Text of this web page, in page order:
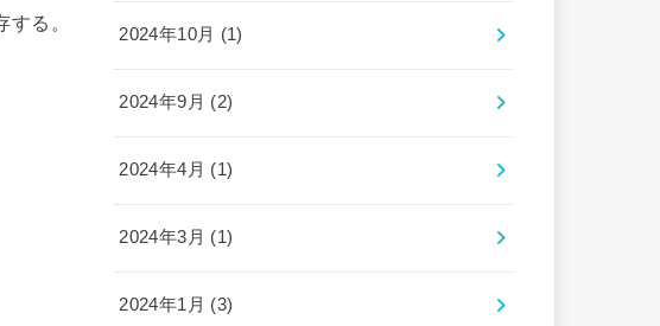
る。
2024年10月 (1)
2024年9月 (2)
2024年4月 (1)
2024年3月 (1)
2024年1月 (3)